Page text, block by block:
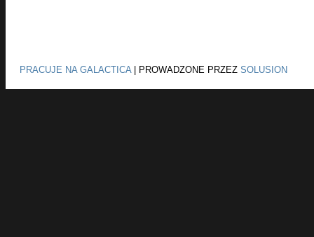
PRACUJE NA GALACTICA| PROWADZONE PRZEZ SOLUSION